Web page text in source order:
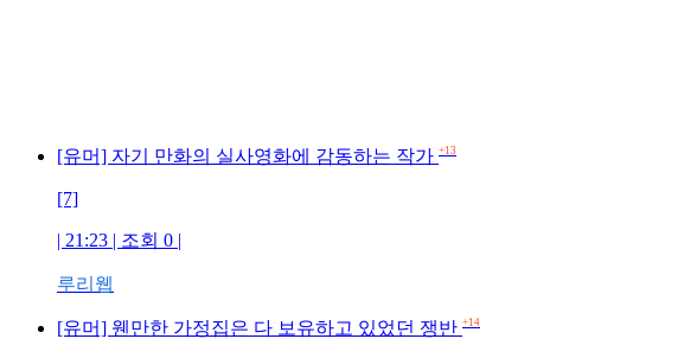
[유머] 자기 만화의 실사영화에 감동하는 작가 +13
[7]
| 21:23 | 조회 0 |
루리웹
[유머] 웬만한 가정집은 다 보유하고 있었던 쟁반 +14